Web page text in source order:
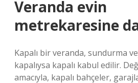
Veranda evin
metrekaresine
Kapalı bir veranda, sundurma
kapalıysa kapalı kabul edilir.
amacıyla, kapalı bahçeler,